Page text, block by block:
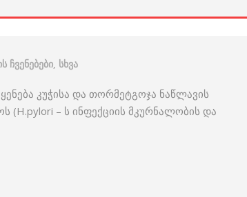
ჩვენებები, სხვა
კუჭისა და თორმეტგოჯა ნაწლავის
– ს ინფექციის მკურნალობის და